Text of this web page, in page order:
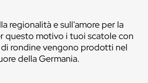
regionalità e sull'amore per la
questo motivo i tuoi scatole con
rondine vengono prodotti nel
della Germania.